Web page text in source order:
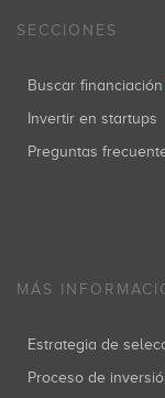
SECCIONES
Buscar financiación
Invertir en startups
Preguntas
MÁS
Estrategia de
Proceso de